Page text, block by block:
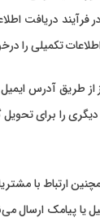
دریافت
تکمیلی را
طریق آدرس
را برای تحویل
ارتباط با
ارسال